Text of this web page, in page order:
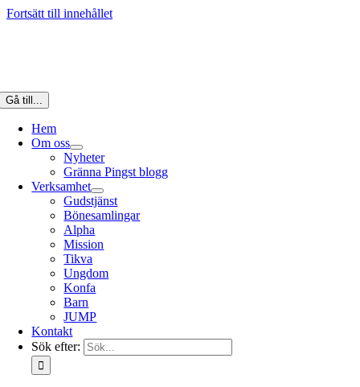
Fortsätt till innehållet
Gå till...
Hem
Om oss
Nyheter
Gränna Pingst blogg
Verksamhet
Gudstjänst
Bönesamlingar
Alpha
Mission
Tikva
Ungdom
Konfa
Barn
JUMP
Kontakt
Sök efter: